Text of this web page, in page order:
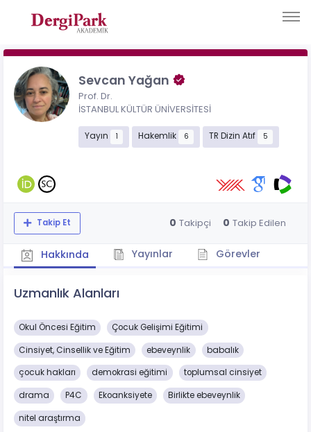
Sevcan Yağan
Prof. Dr.
İSTANBUL KÜLTÜR ÜNİVERSİTESİ
Yayın 1 Hakemlik 6 TR Dizin Atıf 5
Takip Et 0 Takipçi 0 Takip Edilen
Hakkında Yayınlar Görevler
Uzmanlık Alanları
Okul Öncesi Eğitim Çocuk Gelişimi Eğitimi
Cinsiyet, Cinsellik ve Eğitim ebeveynlik babalık
çocuk hakları demokrasi eğitimi toplumsal cinsiyet
drama P4C Ekoanksiyete Birlikte ebeveynlik
nitel araştırma